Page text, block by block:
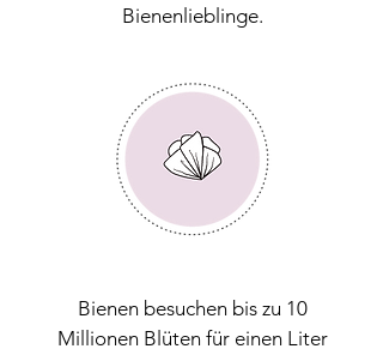
Bienenlieblinge.
Bienen besuchen bis zu 10
Millionen Blüten für einen Liter